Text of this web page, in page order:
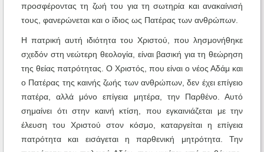
προσφέροντας τη ζωή του για τη σωτηρία και ανακαίνισή
τους, φανερώνεται και ο ίδιος ως Πατέρας των ανθρώπων.
Η πατρική αυτή ιδιότητα του Χριστού, που λησμονήθηκε
σχεδόν στη νεώτερη θεολογία, είναι βασική για τη θεώρηση
της θείας πατρότητας. Ο Χριστός, που είναι ο νέος Αδάμ και
ο Πατέρας της καινής ζωής των ανθρώπων, δεν έχει επίγειο
πατέρα, αλλά μόνο επίγεια μητέρα, την Παρθένο. Αυτό
σημαίνει ότι στην καινή κτίση, που εγκαινιάζεται με την
έλευση του Χριστού στον κόσμο, καταργείται η επίγεια
πατρότητα και εισάγεται η παρθενική μητρότητα. Την